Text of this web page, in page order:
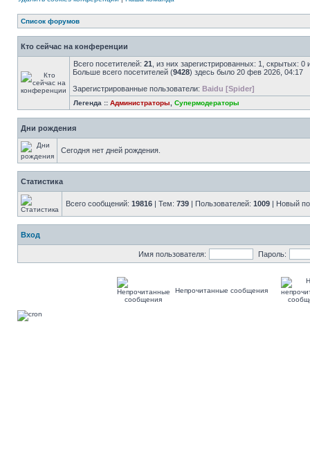
Список форумов
Кто сейчас на конференции
Всего посетителей: 21 , из них зарегистрированных: 1, скрытых:
Больше всего посетителей (9428) здесь было 20 фев 2026, 04:17
Зарегистрированные пользователи: Baidu [Spider]
Легенда :: Администраторы Супермодераторы
Дни рождения
Сегодня нет дней рождения.
Статистика
Всего сообщений: 19816 | Тем: 739 | Пользователей: 1009 | Новый
Вход
Имя пользователя: Пароль:
Непрочитанные сообщения